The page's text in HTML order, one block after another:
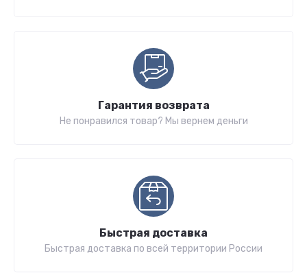
Гарантия возврата
Не понравился товар? Мы вернем деньги
Быстрая доставка
Быстрая доставка по всей территории России